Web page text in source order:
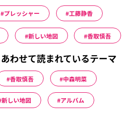
プレッシャー 工藤静香
新しい地図 香取慎吾
わせて読まれているテーマ
香取慎吾 中森明菜
新しい地図 アルバム